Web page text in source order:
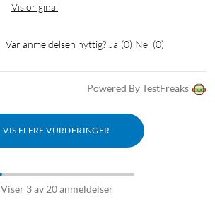
Vis original
Var anmeldelsen nyttig? Ja (0) Nei (0)
Powered By TestFreaks
VIS FLERE VURDERINGER
Viser 3 av 20 anmeldelser